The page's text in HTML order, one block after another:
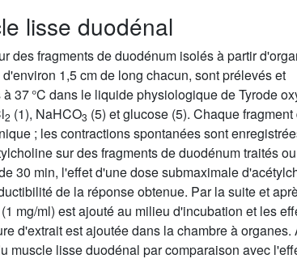
lisse duodénal
des fragments de duodénum isolés à partir
1,5 cm de long chacun, sont prélevés et
37 °C dans le liquide physiologique de Tyrode
2 (1), NaHCO3 (5) et glucose (5). Chaque fragment
; les contractions spontanées sont
sur des fragments de duodénum traités
30 min, l'effet d'une dose submaximale
de la réponse obtenue. Par la suite et
(1 mg/ml) est ajouté au milieu d'incubation et les
d'extrait est ajoutée dans la chambre à organes.
muscle lisse duodénal par comparaison avec